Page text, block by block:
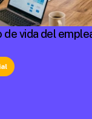
de vida del